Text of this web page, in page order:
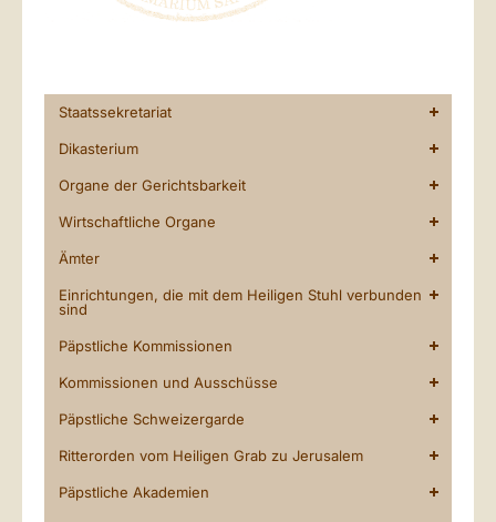
Staatssekretariat
Dikasterium
Organe der Gerichtsbarkeit
Wirtschaftliche Organe
Ämter
Einrichtungen, die mit dem Heiligen Stuhl verbunden
sind
Päpstliche Kommissionen
Kommissionen und Ausschüsse
Päpstliche Schweizergarde
Ritterorden vom Heiligen Grab zu Jerusalem
Päpstliche Akademien